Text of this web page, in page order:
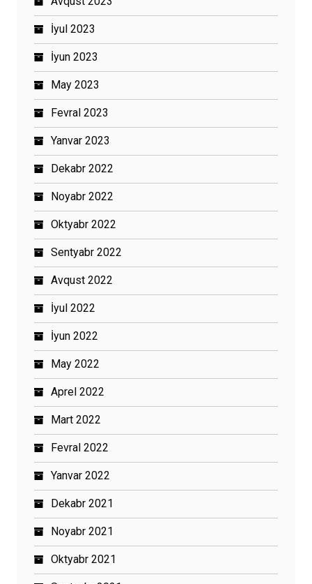
İyul 2023
İyun 2023
May 2023
Fevral 2023
Yanvar 2023
Dekabr 2022
Noyabr 2022
Oktyabr 2022
Sentyabr 2022
Avqust 2022
İyul 2022
İyun 2022
May 2022
Aprel 2022
Mart 2022
Fevral 2022
Yanvar 2022
Dekabr 2021
Noyabr 2021
Oktyabr 2021